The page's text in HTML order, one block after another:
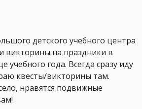
детского учебного центра
викторины на праздники в
учебного года. Всегда сразу иду
квесты/викторины там.
нравятся подвижные